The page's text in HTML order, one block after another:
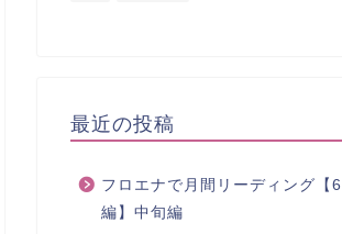
最近の投稿
フロエナで月間リーディング【6
編】中旬編